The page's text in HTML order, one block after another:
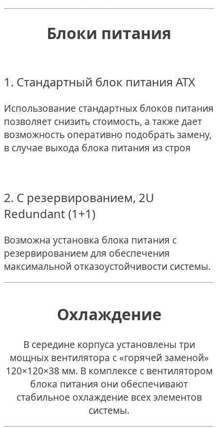
Блоки питания
1. Стандартный блок питания ATX
Использование стандартных блоков питания
позволяет снизить стоимость, а также дает
возможность оперативно подобрать замену,
в случае выхода блока питания из строя
2. С резервированием, 2U
Redundant (1+1)
Возможна установка блока питания с
резервированием для обеспечения
максимальной отказоустойчивости системы.
Охлаждение
В середине корпуса установлены три
мощных вентилятора с «горячей заменой»
120×120×38 мм. В комплексе с вентилятором
блока питания они обеспечивают
стабильное охлаждение всех элементов
системы.